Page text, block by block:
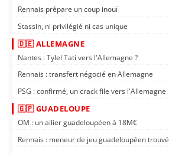
Rennais prépare un coup inouï
Stassin, ni privilégié ni cas unique
🇩🇪 ALLEMAGNE
Nantes : Tylel Tati vers l'Allemagne ?
Rennais : transfert négocié en Allemagne
PSG : confirmé, un crack file vers l'Allemagne
🇬🇵 GUADELOUPE
OM : un ailier guadeloupéen à 18M€
Rennais : meneur de jeu guadeloupéen trouvé